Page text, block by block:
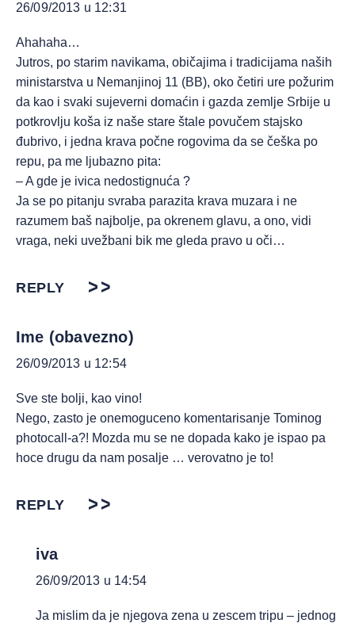
26/09/2013 u 12:31
Ahahaha…
Jutros, po starim navikama, običajima i tradicijama naših
ministarstva u Nemanjinoj 11 (BB), oko četiri ure požurim
da kao i svaki sujeverni domaćin i gazda zemlje Srbije u
potkrovlju koša iz naše stare štale povučem stajsko
đubrivo, i jedna krava počne rogovima da se češka po
repu, pa me ljubazno pita:
– A gde je ivica nedostignuća ?
Ja se po pitanju svraba parazita krava muzara i ne
razumem baš najbolje, pa okrenem glavu, a ono, vidi
vraga, neki uvežbani bik me gleda pravo u oči…
REPLY
Ime (obavezno)
26/09/2013 u 12:54
Sve ste bolji, kao vino!
Nego, zasto je onemoguceno komentarisanje Tominog
photocall-a?! Mozda mu se ne dopada kako je ispao pa
hoce drugu da nam posalje … verovatno je to!
REPLY
iva
26/09/2013 u 14:54
Ja mislim da je njegova zena u zescem tripu – jednog